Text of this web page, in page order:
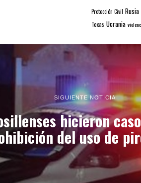
Protección Civil Rusia
Texas Ucrania
SIGUIENTE NOTICIA
hicieron
del uso de